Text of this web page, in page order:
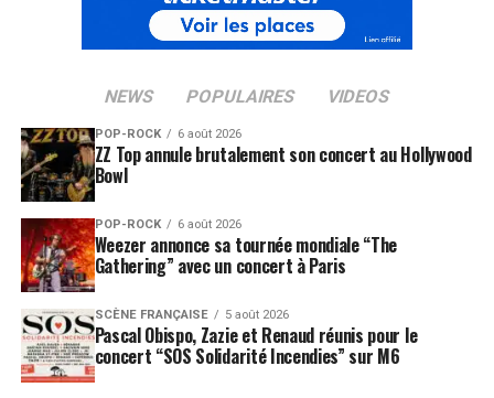
NEWS POPULAIRES VIDEOS
POP-ROCK 6 août 2026
ZZ Top annule brutalement son concert au Hollywood
Bowl
POP-ROCK 6 août 2026
Weezer annonce sa tournée mondiale “The
Gathering” avec un concert à Paris
SCÈNE FRANÇAISE 5 août 2026
Pascal Obispo, Zazie et Renaud réunis pour le
concert “SOS Solidarité Incendies” sur M6